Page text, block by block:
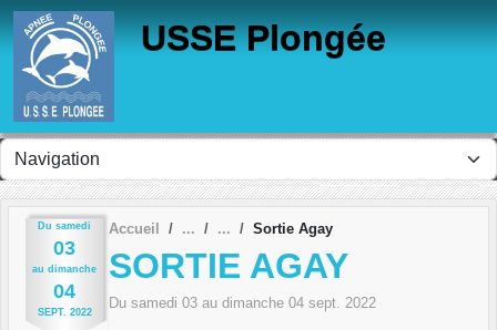
USSE Plongée
Du samedi
03
au dimanche
04
SEPT. 2022
Accueil Sortie Agay
SORTIE AGAY
Du samedi 03 au dimanche 04 sept. 2022
Panneau de gestion des cookies